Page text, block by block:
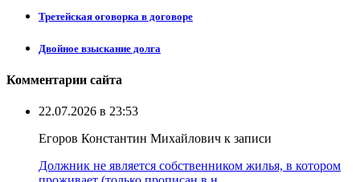
Третейская оговорка в договоре
Двойное взыскание долга
Комментарии сайта
22.07.2026 в 23:53
Егоров Константин Михайлович к записи
Должник не является собственником жилья, в котором